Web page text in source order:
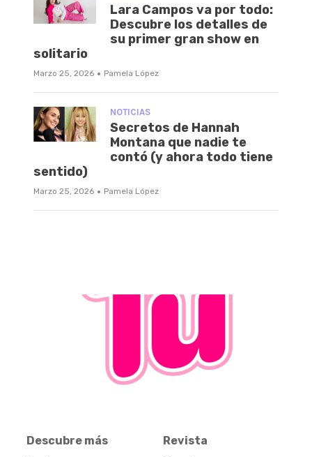
Lara Campos va por todo:
Descubre los detalles de
su primer gran show en
solitario
Marzo 25, 2026 · Pamela López
NOTICIAS
Secretos de Hannah
Montana que nadie te
contó (y ahora todo tiene
sentido)
Marzo 25, 2026 · Pamela López
Descubre más
Revista